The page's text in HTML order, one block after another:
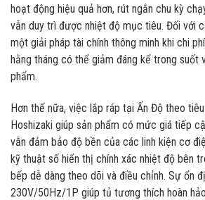
hoạt động hiệu quả hơn, rút ngắn chu kỳ
vẫn duy trì được nhiệt độ mục tiêu. Đối với
một giải pháp tài chính thông minh khi chi
hằng tháng có thể giảm đáng kể trong suốt
phẩm.
Hơn thế nữa, việc lắp ráp tại Ấn Độ theo
Hoshizaki giúp sản phẩm có mức giá tiếp
vẫn đảm bảo độ bền của các linh kiện cơ
kỹ thuật số hiển thị chính xác nhiệt độ bên
bếp dễ dàng theo dõi và điều chỉnh. Sự ổn
230V/50Hz/1P giúp tủ tương thích hoàn